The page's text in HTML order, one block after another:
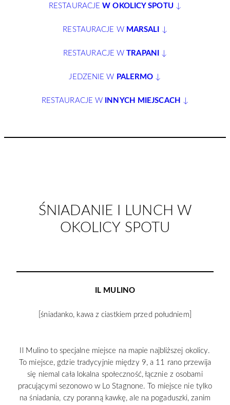
RESTAURACJEW OKOLICY SPOTU ↓
RESTAURACJE W MARSALI ↓
RESTAURACJE WTRAPANI ↓
JEDZENIE W PALERMO ↓
RESTAURACJE W INNYCH MIEJSCACH ↓
ŚNIADANIE I LUNCH W
OKOLICY SPOTU
IL MULINO
[śniadanko, kawa z ciastkiem przed południem]
Il Mulino to specjalne miejsce na mapie najbliższej okolicy.
To miejsce, gdzie tradycyjnie między 9, a 11 rano przewija
się niemal cała lokalna społeczność, łącznie z osobami
pracującymi sezonowo w Lo Stagnone. To miejsce nie tylko
na śniadania, czy poranną kawkę, ale na pogaduszki, zanim